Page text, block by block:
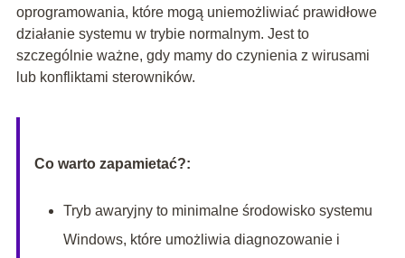
oprogramowania, które mogą uniemożliwiać prawidłowe
działanie systemu w trybie normalnym. Jest to
szczególnie ważne, gdy mamy do czynienia z wirusami
lub konfliktami sterowników.
Co warto zapamietać?:
Tryb awaryjny to minimalne środowisko systemu
Windows, które umożliwia diagnozowanie i